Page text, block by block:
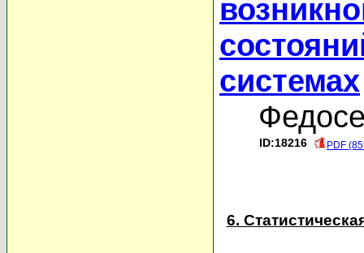
системах
ID:18216 PDF
6.